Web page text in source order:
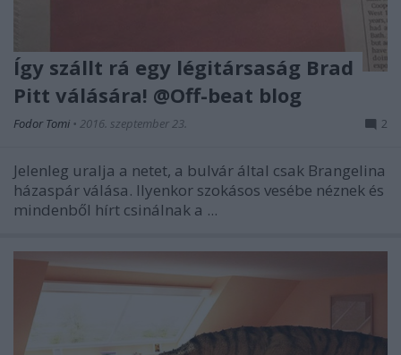
Így szállt rá egy légitársaság Brad
Pitt válására! @Off-beat blog
Fodor Tomi • 2016. szeptember 23. 2
Jelenleg uralja a netet, a bulvár által csak Brangelina
házaspár válása. Ilyenkor szokásos vesébe néznek és
mindenből hírt csinálnak a ...